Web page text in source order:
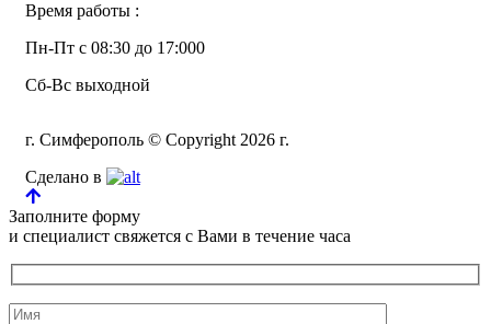
Время работы :
Пн-Пт с 08:30 до 17:000
Сб-Вс выходной
г. Симферополь © Copyright 2026 г.
Сделано в
Заполните форму
и специалист свяжется с Вами в течение часа